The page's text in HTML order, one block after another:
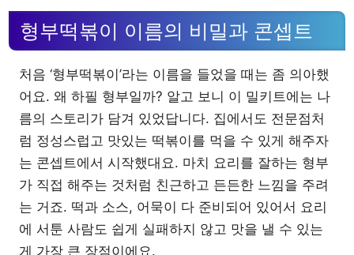
형부떡볶이 이름의 비밀과 콘셉트
처음 ‘형부떡볶이’라는 이름을 들었을 때는 좀 의아했
어요. 왜 하필 형부일까? 알고 보니 이 밀키트에는 나
름의 스토리가 담겨 있었답니다. 집에서도 전문점처
럼 정성스럽고 맛있는 떡볶이를 먹을 수 있게 해주자
는 콘셉트에서 시작했대요. 마치 요리를 잘하는 형부
가 직접 해주는 것처럼 친근하고 든든한 느낌을 주려
는 거죠. 떡과 소스, 어묵이 다 준비되어 있어서 요리
에 서툰 사람도 쉽게 실패하지 않고 맛을 낼 수 있는
게 가장 큰 장점이에요.